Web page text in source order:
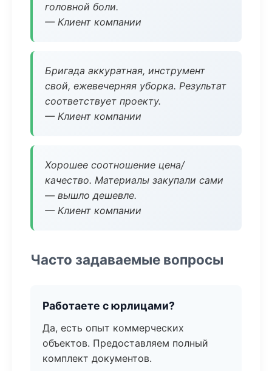
головной боли.
— Клиент компании
Бригада аккуратная, инструмент
свой, ежевечерняя уборка. Результат
соответствует проекту.
— Клиент компании
Хорошее соотношение цена/
качество. Материалы закупали сами
— вышло дешевле.
— Клиент компании
Часто задаваемые вопросы
Работаете с юрлицами?
Да, есть опыт коммерческих
объектов. Предоставляем полный
комплект документов.